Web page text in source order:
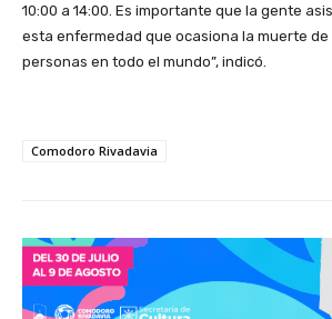
10:00 a 14:00. Es importante que la gente
esta enfermedad que ocasiona la muerte de
personas en todo el mundo”, indicó.
Comodoro Rivadavia